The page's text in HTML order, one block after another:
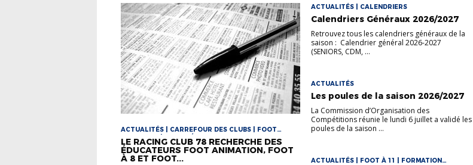
ACTUALITÉS | CARREFOUR DES CLUBS | FOOT
ANIMATION | FOOT FÉMININ
LE RACING CLUB 78 RECHERCHE DES
ÉDUCATEURS FOOT ANIMATION, FOOT
À 8 ET FOOT...
ACTUALITÉS | CALENDRIERS
Calendriers Généraux 2026/2027
Retrouvez tous les calendriers généraux de la
saison : Calendrier général 2026-2027
(SENIORS, CDM, ...
ACTUALITÉS
Les poules de la saison 2026/2027
La Commission d’Organisation des
Compétitions réunie le lundi 6 juillet a validé les
poules de la saison ...
ACTUALITÉS | FOOT À 11 | FORMATION